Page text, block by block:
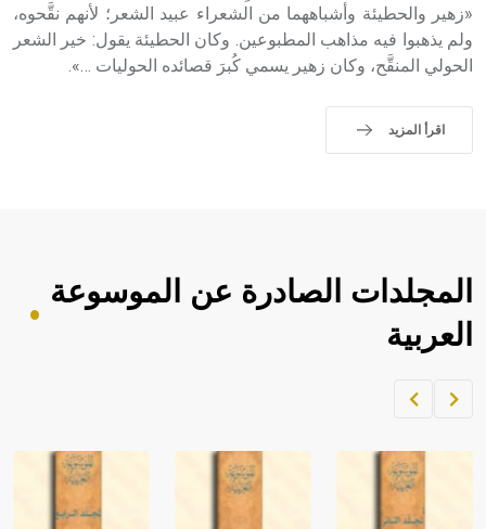
«زهير والحطيئة وأشباههما من الشعراء عبيد الشعر؛ لأنهم نقَّحوه،
ولم يذهبوا فيه مذاهب المطبوعين. وكان الحطيئة يقول: خير الشعر
الحولي المنقَّح، وكان زهير يسمي كُبرَ قصائده الحوليات …».
اقرأ المزيد
المجلدات الصادرة عن الموسوعة
العربية